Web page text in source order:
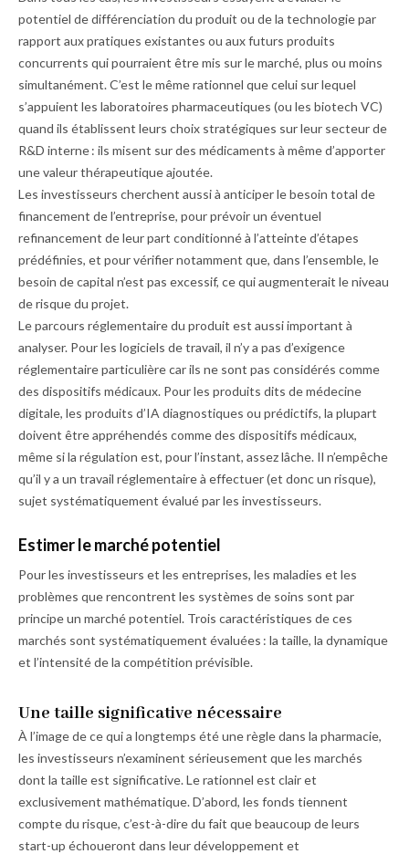
potentiel de différenciation du produit ou de la technologie par
rapport aux pratiques existantes ou aux futurs produits
concurrents qui pourraient être mis sur le marché, plus ou moins
simultanément. C’est le même rationnel que celui sur lequel
s’appuient les laboratoires pharmaceutiques (ou les biotech VC)
quand ils établissent leurs choix stratégiques sur leur secteur de
R&D interne : ils misent sur des médicaments à même d’apporter
une valeur thérapeutique ajoutée.
Les investisseurs cherchent aussi à anticiper le besoin total de
financement de l’entreprise, pour prévoir un éventuel
refinancement de leur part conditionné à l’atteinte d’étapes
prédéfinies, et pour vérifier notamment que, dans l’ensemble, le
besoin de capital n’est pas excessif, ce qui augmenterait le niveau
de risque du projet.
Le parcours réglementaire du produit est aussi important à
analyser. Pour les logiciels de travail, il n’y a pas d’exigence
réglementaire particulière car ils ne sont pas considérés comme
des dispositifs médicaux. Pour les produits dits de médecine
digitale, les produits d’IA diag­nostiques ou prédictifs, la plupart
doivent être appréhendés comme des dispositifs médicaux,
même si la régulation est, pour l’instant, assez lâche. Il n’empêche
qu’il y a un travail réglementaire à effectuer (et donc un risque),
sujet systématiquement évalué par les investisseurs.
Estimer le marché potentiel
Pour les investisseurs et les entreprises, les maladies et les
problèmes que rencontrent les systèmes de soins sont par
principe un marché potentiel. Trois caractéristiques de ces
marchés sont systématiquement évaluées : la taille, la dynamique
et l’intensité de la compétition prévisible.
Une taille significative nécessaire
À l’image de ce qui a longtemps été une règle dans la pharmacie,
les investisseurs n’examinent sérieusement que les marchés
dont la taille est significative. Le rationnel est clair et
exclusivement mathématique. D’abord, les fonds tiennent
compte du risque, c’est-à-dire du fait que beaucoup de leurs
start-up échoueront dans leur développement et